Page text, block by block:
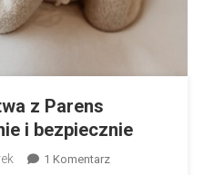
z Parens
i bezpiecznie
1 KomentarzDo